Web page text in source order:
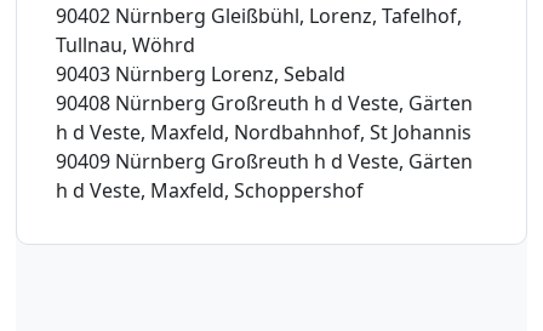
90402 Nürnberg Gleißbühl, Lorenz, Tafelhof,
Tullnau, Wöhrd
90403 Nürnberg Lorenz, Sebald
90408 Nürnberg Großreuth h d Veste, Gärten
h d Veste, Maxfeld, Nordbahnhof, St Johannis
90409 Nürnberg Großreuth h d Veste, Gärten
h d Veste, Maxfeld, Schoppershof